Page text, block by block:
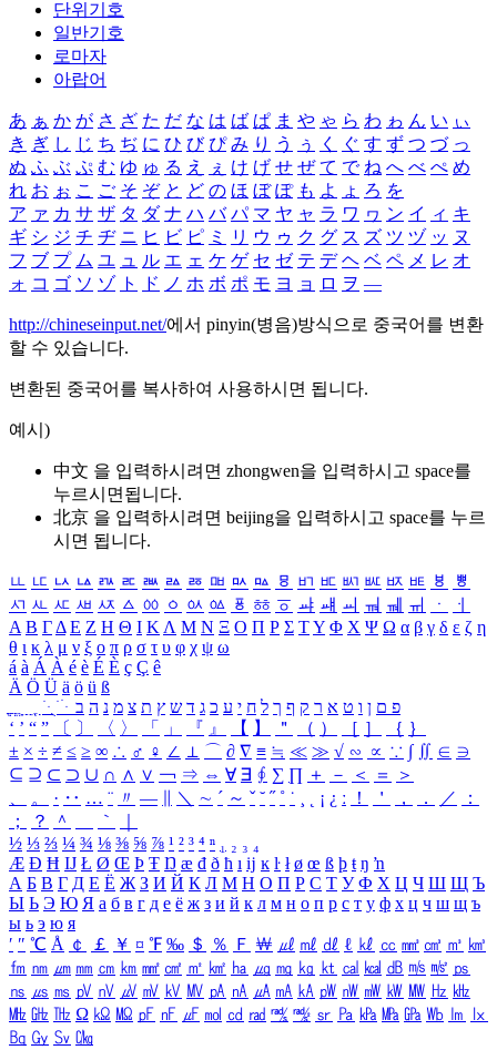
단위기호
일반기호
로마자
아랍어
あ ぁ か が さ ざ た だ な は ば ぱ ま や ゃ ら わ ゎ ん い ぃ
き ぎ し じ ち ぢ に ひ び ぴ み り う ぅ く ぐ す ず つ づ っ
ぬ ふ ぶ ぷ む ゆ ゅ る え ぇ け げ せ ぜ て で ね へ べ ぺ め
れ お ぉ こ ご そ ぞ と ど の ほ ぼ ぽ も よ ょ ろ を
ア ァ カ サ ザ タ ダ ナ ハ バ パ マ ヤ ャ ラ ワ ヮ ン イ ィ キ
ギ シ ジ チ ヂ ニ ヒ ビ ピ ミ リ ウ ゥ ク グ ス ズ ツ ヅ ッ ヌ
フ ブ プ ム ユ ュ ル エ ェ ケ ゲ セ ゼ テ デ ヘ ベ ペ メ レ オ
ォ コ ゴ ソ ゾ ト ド ノ ホ ボ ポ モ ヨ ョ ロ ヲ ―
http://chineseinput.net/에서 pinyin(병음)방식으로 중국어를 변환
할 수 있습니다.
변환된 중국어를 복사하여 사용하시면 됩니다.
예시)
中文 을 입력하시려면 zhongwen을 입력하시고 space를
누르시면됩니다.
北京 을 입력하시려면 beijing을 입력하시고 space를 누르
시면 됩니다.
ㅥ ㅦ ㅧ ㅨ ㅩ ㅪ ㅫ ㅬ ㅭ ㅮ ㅯ ㅰ ㅱ ㅲ ㅳ ㅴ ㅵ ㅶ ㅷ ㅸ
ㅹ
ㅺ ㅻ ㅼ ㅽ ㅾ ㅿ ㆀ ㆁ ㆂ ㆃ ㆄ ㆅ ㆆ ㆇ ㆈ ㆉ ㆊ ㆋ ㆌ ㆍ
ㆎ
Α Β ΓΔ Ε Ζ Η Θ Ι ΚΛ Μ Ν Ξ Ο Π Ρ Σ ΤΥ Φ Χ Ψ Ω α β γ δ ε ζ η
θ ι κ λ μ ν ξ ο π ρ σ τ υ φ χ ψ ω
á à Á À é è É È ç Ç ê
Ä Ö Ü ä ö ü ß
ִֶֹ ֻּ ׁׂ פ ם ן ו ט א ר ק ף ך ל ח י ע כ ג ד ש ץ ת צ מ נ ה ב
‘ ’ “ ” 〔 〕 〈 〉 「 」 『 』 【 】 ＂ （ ） ［ ］ ｛ ｝
± × ÷ ≠ ≤ ≥ ∞ ∴ ♂ ♀ ∠ ⊥ ⌒ ∂ ∇ ≡ ≒ ≪ ≫ √ ∽ ∝ ∵ ∫ ∬ ∈ ∋
⊆ ⊇ ⊂ ⊃ ∪ ∩ ∧ ∨ ￢ ⇒ ⇔ ∀ ∃ ∮ ∑ ∏ ＋ － ＜ ＝
＞
、
。 · ‥ … ¨ 〃 ― ＼ ∼ ´ ～ ˇ ˘ ˝ ˚ ˙ ¸ ¡ ¿ ː ！ ＇ ， ． ／
：
；
？ ＾ ｀
½ ⅓ ⅔ ¼ ¾ ⅛ ⅜ ⅝ ⅞ ¹ ² ³ ⁴ ⁿ ₁ ₂ ₃ ₄
Æ Ð Ħ Ĳ Ł Ø Œ Þ Ŧ Ŋ æ đ ð ħ ı ĳ ĸ ŀ ł ø œ ß þ ŧ ŋ ŉ
А Б В Г Д Е Ё Ж З И Й К Л М Н О П Р С Т У Ф Х Ц Ч Ш Щ Ъ
Ы Ь Э Ю Я а б в г д е ё ж з и й к л м н о п р с т у ф х ц ч ш щ ъ
ы ь э ю я
′ ″ ℃ Å ￠ ￡ ￥ ¤ ℉ ‰ ＄ ％ Ｆ ￦ ㎕ ㎖ ㎗ ℓ ㎘ ㏄ ㎣ ㎤ ㎥ ㎦
㎙ ㎚ ㎛ ㎜ ㎝ ㎞ ㎟ ㎠ ㎡ ㎢ ㏊ ㎍ ㎎ ㎏ ㏏ ㎈ ㎉ ㏈ ㎧ ㎨ ㎰
㎱ ㎲ ㎳ ㎴ ㎵ ㎶ ㎷ ㎸ ㎹ ㎀ ㎁ ㎂ ㎃ ㎄ ㎺ ㎻ ㎽ ㎾ ㎿ ㎐ ㎑
㎒ ㎓ ㎔ Ω ㏀ ㏁ ㎊ ㎋ ㎌ ㏖ ㏅ ㎭ ㎮ ㎯ ㏛ ㎩ ㎪ ㎫ ㎬ ㏝ ㏐
㏓
㏃ ㏉ ㏜ ㏆